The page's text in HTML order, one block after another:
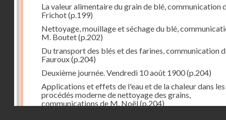
La valeur alimentaire du grain de blé, communication
Frichot(p.199)
Nettoyage, mouillage et séchage du blé,
M. Boutet(p.202)
Du transport des blés et des farines, communication
Fauroux(p.204)
Deuxième journée. Vendredi 10 août 1900(p.204)
Applications et effets de l'eau et de la chaleur dans les
procédés moderne de nettoyage des grains,
communications de M. Noël(p.204)